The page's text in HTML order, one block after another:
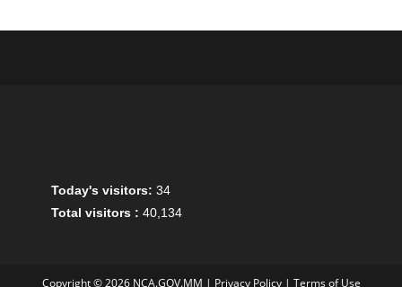
Today's visitors:34
Total visitors :40,134
Copyright © 2026 NCA.GOV.MM | Privacy Policy| Terms of Use